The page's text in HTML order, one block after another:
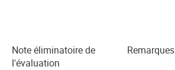
Note éliminatoire de
l'évaluation
Remarques